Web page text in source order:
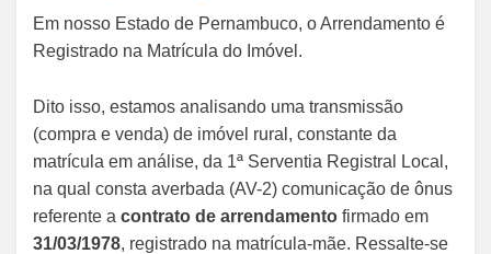
Em nosso Estado de Pernambuco, o Arrendamento é
Registrado na Matrícula do Imóvel.
Dito isso, estamos analisando uma transmissão
(compra e venda) de imóvel rural, constante da
matrícula em análise, da 1ª Serventia Registral Local,
na qual consta averbada (AV-2) comunicação de ônus
referente a contrato de arrendamento firmado em
31/03/1978, registrado na matrícula-mãe. Ressalte-se